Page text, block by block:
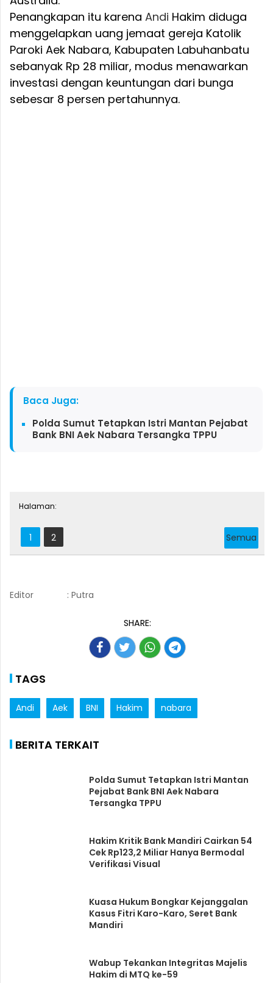
Penangkapan itu karena Andi Hakim diduga
menggelapkan uang jemaat gereja Katolik
Paroki Aek Nabara, Kabupaten Labuhanbatu
sebanyak Rp 28 miliar, modus menawarkan
investasi dengan keuntungan dari bunga
sebesar 8 persen pertahunnya.
Baca Juga:
Polda Sumut Tetapkan Istri Mantan Pejabat
Bank BNI Aek Nabara Tersangka TPPU
Halaman:
1 2 Semua
Editor : Putra
SHARE:
TAGS
Andi Aek BNI Hakim nabara
BERITA TERKAIT
Polda Sumut Tetapkan Istri Mantan
Pejabat Bank BNI Aek Nabara
Tersangka TPPU
Hakim Kritik Bank Mandiri Cairkan 54
Cek Rp123,2 Miliar Hanya Bermodal
Verifikasi Visual
Kuasa Hukum Bongkar Kejanggalan
Kasus Fitri Karo-Karo, Seret Bank
Mandiri
Wabup Tekankan Integritas Majelis
Hakim di MTQ ke-59